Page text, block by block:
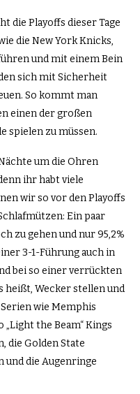
die Playoffs dieser Tage
die New York Knicks,
und mit einem Bein
sich mit Sicherheit
So kommt man
einen der großen
spielen zu müssen.
um die Ohren
ihr habt viele
wir so vor den Playoffs
Ein paar
zu gehen und nur 95,2%
3-1-Führung auch in
bei so einer verrückten
heißt, Wecker stellen und
wie Memphis
the Beam“ Kings
die Golden State
und die Augenringe